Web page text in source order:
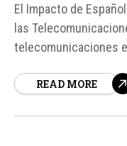
El Impacto de
las
telecomunicaciones
Telefonía, una
READ MORE